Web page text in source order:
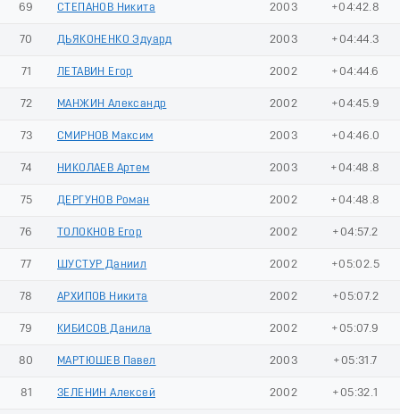
69 СТЕПАНОВ Никита 2003 +04:42.8
70 ДЬЯКОНЕНКО Эдуард 2003 +04:44.3
71 ЛЕТАВИН Егор 2002 +04:44.6
72 МАНЖИН Александр 2002 +04:45.9
73 СМИРНОВ Максим 2003 +04:46.0
74 НИКОЛАЕВ Артем 2003 +04:48.8
75 ДЕРГУНОВ Роман 2002 +04:48.8
76 ТОЛОКНОВ Егор 2002 +04:57.2
77 ШУСТУР Даниил 2002 +05:02.5
78 АРХИПОВ Никита 2002 +05:07.2
79 КИБИСОВ Данила 2002 +05:07.9
80 МАРТЮШЕВ Павел 2003 +05:31.7
81 ЗЕЛЕНИН Алексей 2002 +05:32.1